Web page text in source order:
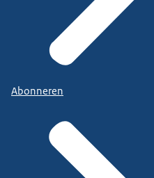
Abonneren